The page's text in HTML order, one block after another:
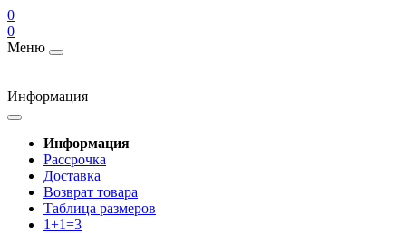
0
0
Меню
Информация
Информация
Рассрочка
Доставка
Возврат товара
Таблица размеров
1+1=3